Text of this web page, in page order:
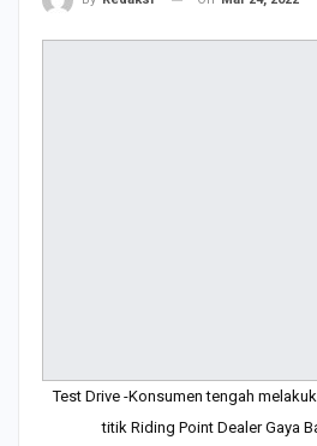
Test Drive -Konsumen tengah
titik Riding Point Dealer Gaya